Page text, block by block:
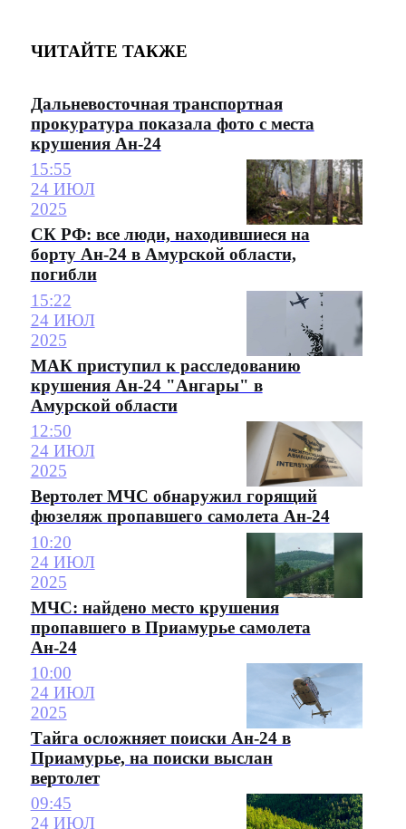
ЧИТАЙТЕ ТАКЖЕ
Дальневосточная транспортная
прокуратура показала фото с места
крушения Ан-24
15:55
24 ИЮЛ
2025
СК РФ: все люди, находившиеся на
борту Ан-24 в Амурской области,
погибли
15:22
24 ИЮЛ
2025
МАК приступил к расследованию
крушения Ан-24 "Ангары" в
Амурской области
12:50
24 ИЮЛ
2025
Вертолет МЧС обнаружил горящий
фюзеляж пропавшего самолета Ан-24
10:20
24 ИЮЛ
2025
МЧС: найдено место крушения
пропавшего в Приамурье самолета
Ан-24
10:00
24 ИЮЛ
2025
Тайга осложняет поиски Ан-24 в
Приамурье, на поиски выслан
вертолет
09:45
24 ИЮЛ